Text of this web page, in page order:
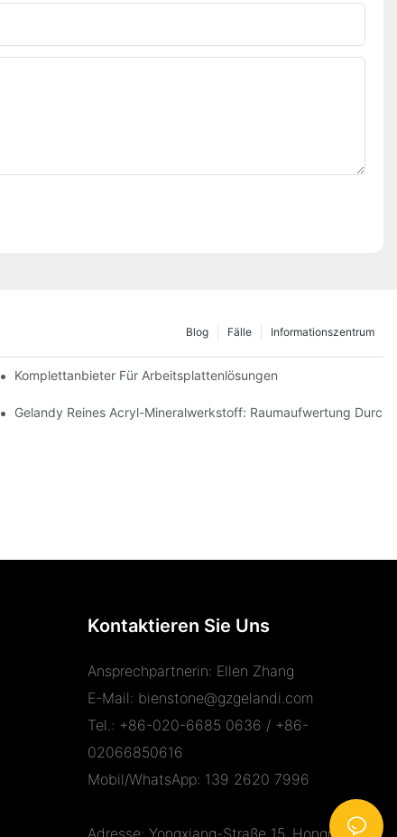
Informationszentrum
Fälle
Blog
Komplettanbieter Für Arbeitsplattenlösungen
Von Gelandy-Quadratsäulen Aus Mineralwerkstoff
Gelandy Reines Acryl-Mineralwerkstoff: Raumaufwertung
Kontaktieren Sie Uns
Ansprechpartnerin: Ellen Zhang
E-Mail: bienstone@gzgelandi.com
Tel.: +86-020-6685 0636 / +86-
02066850616
Mobil/WhatsApp: 139 2620 7996